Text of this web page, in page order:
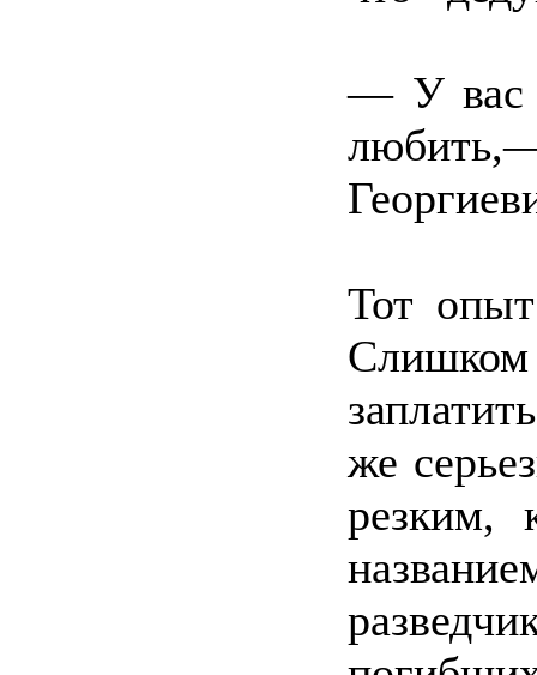
— У вас
Тот
же
резким,